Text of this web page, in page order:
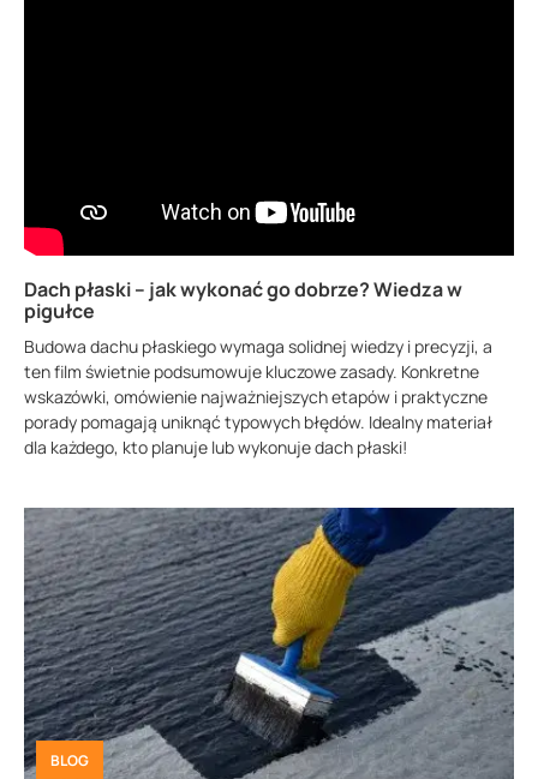
Dach płaski – jak wykonać go dobrze? Wiedza w
pigułce
Budowa dachu płaskiego wymaga solidnej wiedzy i precyzji, a
ten film świetnie podsumowuje kluczowe zasady. Konkretne
wskazówki, omówienie najważniejszych etapów i praktyczne
porady pomagają uniknąć typowych błędów. Idealny materiał
dla każdego, kto planuje lub wykonuje dach płaski!
BLOG